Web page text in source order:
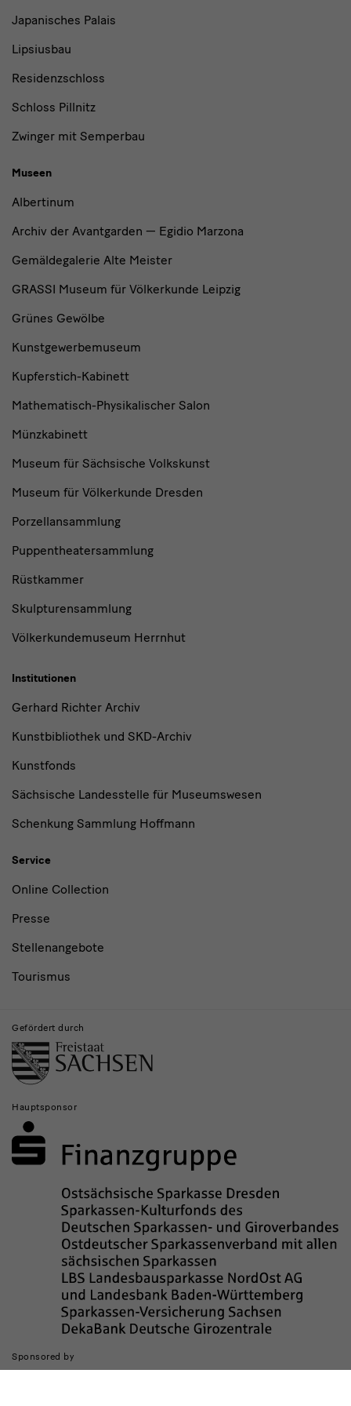
Japanisches Palais
Lipsiusbau
Residenzschloss
Schloss Pillnitz
Zwinger mit Semperbau
Museen
Albertinum
Archiv der Avantgarden — Egidio Marzona
Gemäldegalerie Alte Meister
GRASSI Museum für Völkerkunde Leipzig
Grünes Gewölbe
Kunstgewerbemuseum
Kupferstich-Kabinett
Mathematisch-Physikalischer Salon
Münzkabinett
Museum für Sächsische Volkskunst
Museum für Völkerkunde Dresden
Porzellansammlung
Puppentheatersammlung
Rüstkammer
Skulpturensammlung
Völkerkundemuseum Herrnhut
Institutionen
Gerhard Richter Archiv
Kunstbibliothek und SKD-Archiv
Kunstfonds
Sächsische Landesstelle für Museumswesen
Schenkung Sammlung Hoffmann
Service
Online Collection
Presse
Stellenangebote
Tourismus
Gefördert durch
Hauptsponsor
Sponsored by